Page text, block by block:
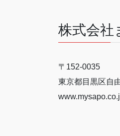
株式会社
〒152-0035
東京都目黒区自